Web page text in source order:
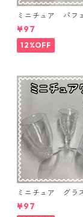
ミニチュア パフ
個入り【MNT-
¥97
12%OFF
ミニチュア グラ
【MNT-GLS-3P-01
¥97